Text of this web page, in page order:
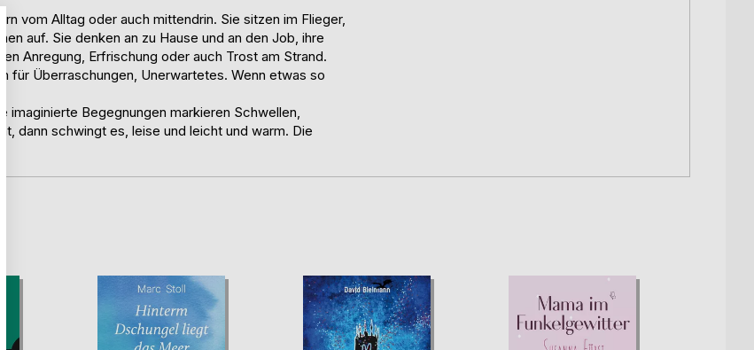
vom Alltag oder auch mittendrin. Sie sitzen im Flieger,
auf. Sie denken an zu Hause und an den Job, ihre
Anregung, Erfrischung oder auch Trost am Strand.
für Überraschungen, Unerwartetes. Wenn etwas so
imaginierte Begegnungen markieren Schwellen,
dann schwingt es, leise und leicht und warm. Die